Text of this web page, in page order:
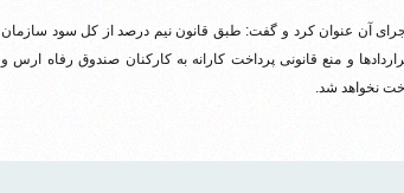
آن عنوان کرد و گفت: طبق قانون نیم درصد از کل سود سازمان
و منع قانونی پرداخت کارانه به کارکنان صندوق رفاه ارس و
نخواهد شد.